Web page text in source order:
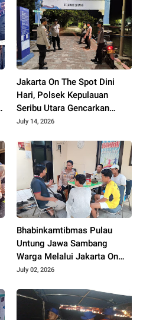
Jakarta On The Spot Dini
Hari, Polsek Kepulauan
Seribu Utara Gencarkan
Sosialisasi Layanan Polisi
July 14, 2026
Bhabinkamtibmas Pulau
Untung Jawa Sambang
Warga Melalui Jakarta On
The Spot, Sosialisasikan
July 02, 2026